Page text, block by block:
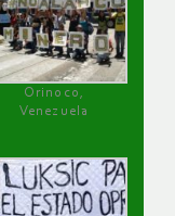
Orinoco,
Venezuela